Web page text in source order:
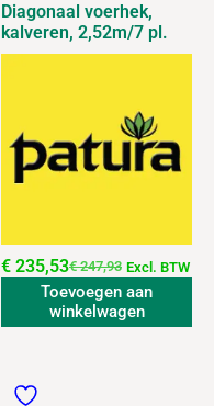
Diagonaal voerhek,
kalveren, 2,52m/7 pl.
€247,93
€ 235,53 Excl. BTW
Toevoegen aan
winkelwagen